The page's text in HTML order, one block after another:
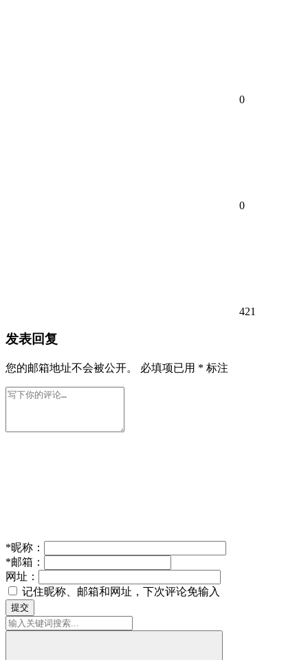
0
0
421
发表回复
您的邮箱地址不会被公开。 必填项已用 * 标注
*昵称：
*邮箱：
网址：
记住昵称、邮箱和网址，下次评论免输入
提交